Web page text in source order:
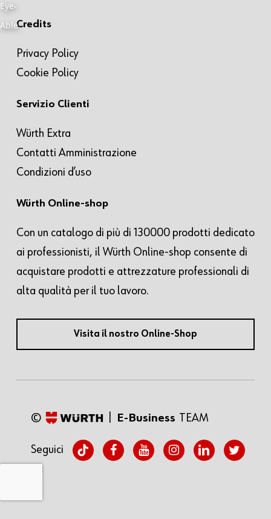
Credits
Privacy Policy
Cookie Policy
Servizio Clienti
Würth Extra
Contatti Amministrazione
Condizioni d’uso
Würth Online-shop
Con un catalogo di più di 130000 prodotti dedicato
ai professionisti, il Würth Online-shop consente di
acquistare prodotti e attrezzature professionali di
alta qualità per il tuo lavoro.
Visita il nostro Online-Shop
© E-Business TEAM
twitter
facebook linkedin
youtubeinstagram
tiktok